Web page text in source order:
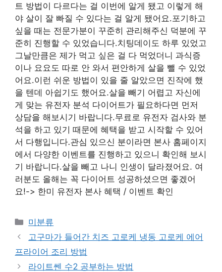
트 방법이 다르다는 걸 이번에 알게 됐고 이렇게 해
야 살이 잘 빠질 수 있다는 걸 알게 됐어요.포기하고
싶을 때는 전문가분이 꾸준히 관리해주신 덕분에 꾸
준히 진행할 수 있었습니다.치팅데이도 하루 있었고
그날만큼은 제가 먹고 싶은 걸 다 먹었더니 과식증
이나 요요도 따로 안 와서 편안하게 살을 뺄 수 있었
어요.이런 쉬운 방법이 있을 줄 알았으면 진작에 했
을 텐데 아쉽기도 했어요.살을 빼기 어렵고 자신에
게 맞는 유전자 분석 다이어트가 필요하다면 먼저
상담을 해보시기 바랍니다.무료로 유전자 검사와 분
석을 하고 있기 때문에 혜택을 받고 시작할 수 있어
서 다행입니다.관심 있으신 분이라면 본사 홈페이지
에서 다양한 이벤트를 진행하고 있으니 확인해 보시
기 바랍니다.살을 빼고 나니 인생이 달라졌어요. 여
러분도 올해는 꼭 다이어트 성공하셨으면 좋겠어
요!-> 한미 유전자 본사 혜택 / 이벤트 확인
Categories
미분류
고구마가 들어간 치즈 고로케 냉동 고로케 에어
프라이어 조리 방법
라이트쎈 수2 공부하는 방법